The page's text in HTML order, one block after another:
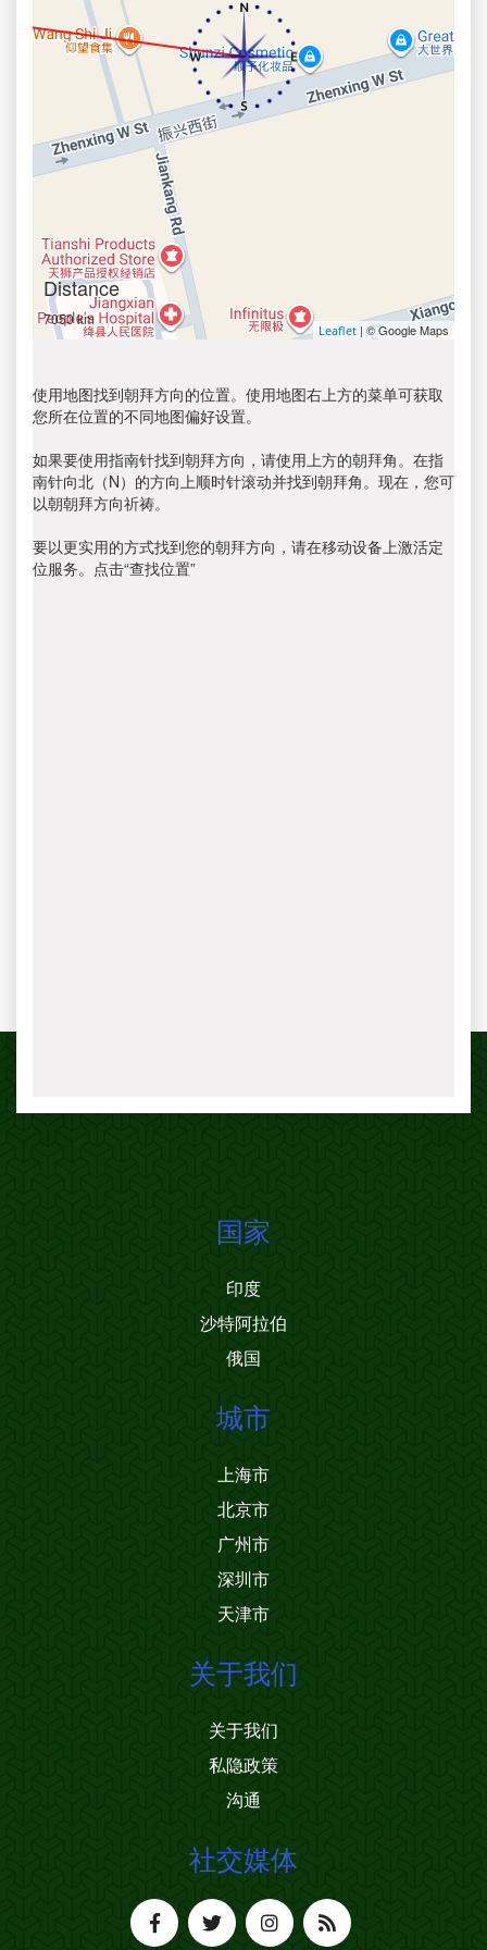
Distance
7050 km
Leaflet | © Google Maps
使用地图找到朝拜方向的位置。使用地图右上方的菜单可获取
您所在位置的不同地图偏好设置。
如果要使用指南针找到朝拜方向，请使用上方的朝拜角。在指
南针向北（N）的方向上顺时针滚动并找到朝拜角。现在，您可
以朝朝拜方向祈祷。
要以更实用的方式找到您的朝拜方向，请在移动设备上激活定
位服务。点击“查找位置”
国家
印度
沙特阿拉伯
俄国
城市
上海市
北京市
广州市
深圳市
天津市
关于我们
关于我们
私隐政策
沟通
社交媒体